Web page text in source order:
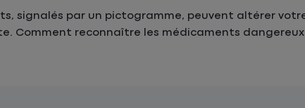
signalés par un pictogramme, peuvent altérer
Comment reconnaître les médicaments